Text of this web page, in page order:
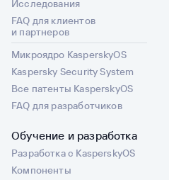
Исследования
FAQ для клиентов
и партнеров
Микроядро KasperskyOS
Kaspersky Security System
Все патенты KasperskyOS
FAQ для разработчиков
Обучение и разработка
Разработка с KasperskyOS
Компоненты